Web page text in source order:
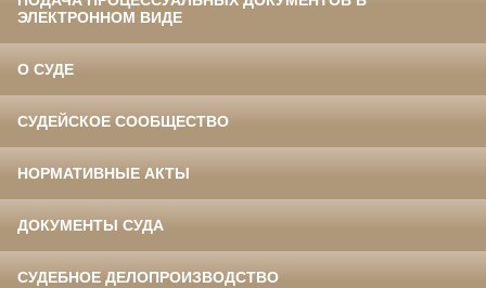
ЭЛЕКТРОННОМ ВИДЕ
О СУДЕ
СУДЕЙСКОЕ СООБЩЕСТВО
НОРМАТИВНЫЕ АКТЫ
ДОКУМЕНТЫ СУДА
СУДЕБНОЕ ДЕЛОПРОИЗВОДСТВО